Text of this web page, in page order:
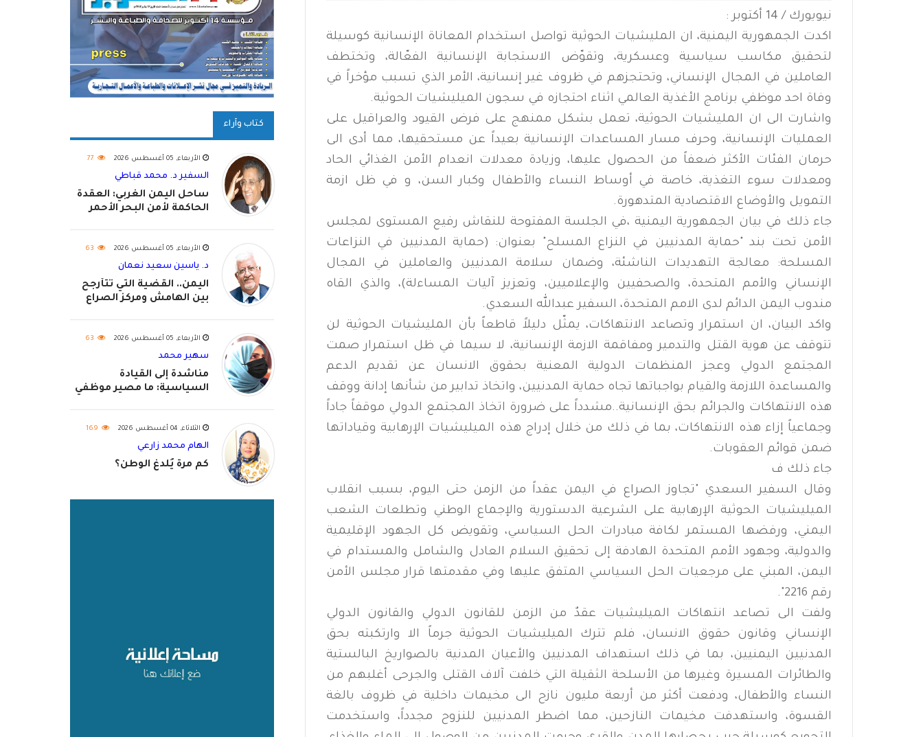
نيويورك / 14 أكتوبر :
اكدت الجمهورية اليمنية، ان المليشيات الحوثية تواصل استخدام المعاناة الإنسانية كوسيلة
لتحقيق مكاسب سياسية وعسكرية، وتقوّض الاستجابة الإنسانية الفعّالة، وتختطف
العاملين في المجال الإنساني، وتحتجزهم في ظروف غير إنسانية، الأمر الذي تسبب مؤخراً في
وفاة احد موظفي برنامج الأغذية العالمي اثناء احتجازه في سجون الميليشيات الحوثية.
واشارت الى ان المليشيات الحوثية، تعمل بشكل ممنهج على فرض القيود والعراقيل على
العمليات الإنسانية، وحرف مسار المساعدات الإنسانية بعيداً عن مستحقيها، مما أدى الى
حرمان الفئات الأكثر ضعفاً من الحصول عليها، وزيادة معدلات انعدام الأمن الغذائي الحاد
ومعدلات سوء التغذية، خاصة في أوساط النساء والأطفال وكبار السن، و في ظل ازمة
التمويل والأوضاع الاقتصادية المتدهورة.
جاء ذلك في بيان الجمهورية اليمنية ،في الجلسة المفتوحة للنقاش رفيع المستوى لمجلس
الأمن تحت بند "حماية المدنيين في النزاع المسلح" بعنوان: (حماية المدنيين في النزاعات
المسلحة: معالجة التهديدات الناشئة، وضمان سلامة المدنيين والعاملين في المجال
الإنساني والأمم المتحدة، والصحفيين والإعلاميين، وتعزيز آليات المساءلة)، والذي القاه
مندوب اليمن الدائم لدى الامم المتحدة، السفير عبدالله السعدي.
واكد البيان، ان استمرار وتصاعد الانتهاكات، يمثّل دليلاً قاطعاً بأن المليشيات الحوثية لن
تتوقف عن هوية القتل والتدمير ومفاقمة الازمة الإنسانية، لا سيما في ظل استمرار صمت
المجتمع الدولي وعجز المنظمات الدولية المعنية بحقوق الانسان عن تقديم الدعم
والمساعدة اللازمة والقيام بواجباتها تجاه حماية المدنيين، واتخاذ تدابير من شأنها إدانة ووقف
هذه الانتهاكات والجرائم بحق الإنسانية..مشدداً على ضرورة اتخاذ المجتمع الدولي موقفاً جاداً
وجماعياً إزاء هذه الانتهاكات، بما في ذلك من خلال إدراج هذه الميليشيات الإرهابية وقياداتها
ضمن قوائم العقوبات.
جاء ذلك ف
وقال السفير السعدي "تجاوز الصراع في اليمن عقداً من الزمن حتى اليوم، بسبب انقلاب
الميليشيات الحوثية الإرهابية على الشرعية الدستورية والإجماع الوطني وتطلعات الشعب
اليمني، ورفضها المستمر لكافة مبادرات الحل السياسي، وتقويض كل الجهود الإقليمية
والدولية، وجهود الأمم المتحدة الهادفة إلى تحقيق السلام العادل والشامل والمستدام في
اليمن، المبني على مرجعيات الحل السياسي المتفق عليها وفي مقدمتها قرار مجلس الأمن
رقم 2216".
ولفت الى تصاعد انتهاكات الميليشيات عقدٌ من الزمن للقانون الدولي والقانون الدولي
الإنساني وقانون حقوق الانسان، فلم تترك الميليشيات الحوثية جرماً الا وارتكبته بحق
المدنيين اليمنيين، بما في ذلك استهداف المدنيين والأعيان المدنية بالصواريخ البالستية
والطائرات المسيرة وغيرها من الأسلحة الثقيلة التي خلفت آلاف القتلى والجرحى أغلبهم من
النساء والأطفال، ودفعت أكثر من أربعة مليون نازح الى مخيمات داخلية في ظروف بالغة
القسوة، واستهدفت مخيمات النازحين، مما اضطر المدنيين للنزوح مجدداً، واستخدمت
كتاب وآراء
الأربعاء, 05 أغسطس 2026 77
السفير د. محمد قباطي
ساحل اليمن الغربي: العقدة
الحاكمة لأمن البحر الأحمر
الأربعاء, 05 أغسطس 2026 63
د. ياسين سعيد نعمان
اليمن.. القضية التي تتأرجح
بين الهامش ومركز الصراع
الأربعاء, 05 أغسطس 2026 63
سهير محمد
مناشدة إلى القيادة
السياسية: ما مصير موظفي
الثلاثاء, 04 أغسطس 2026 169
الهام محمد زارعي
كم مرة يُلدغ الوطن؟